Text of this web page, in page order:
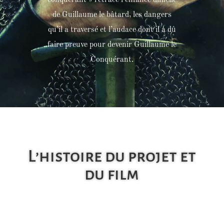
de Guillaume le bâtard, les dangers
qu’il a traversé et l’audace dont il a dû
faire preuve pour devenir Guillaume le
Conquérant.
L’histoire du projet et
du film